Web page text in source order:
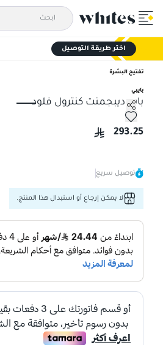
اختر طريقة التوصيل
تفتيح البشرة
بايبي
بابي ديبجمنت كنترول فلود
بابي ديبجمنت كنترول فلود
293.25
توصيل سريع
لا يمكن إرجاع أو استبدال هذا المنتج.